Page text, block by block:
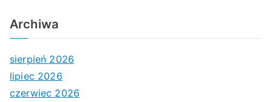
Archiwa
sierpień 2026
lipiec 2026
czerwiec 2026